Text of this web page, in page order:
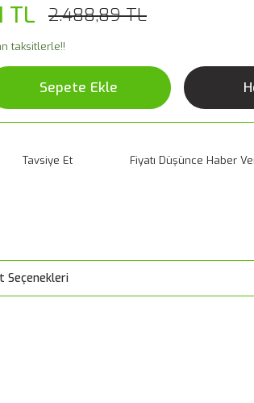
TL 2.488,89 TL
taksitlerle!!
Sepete Ekle
Tavsiye Et Fiyatı Düşünce Haber
Seçenekleri